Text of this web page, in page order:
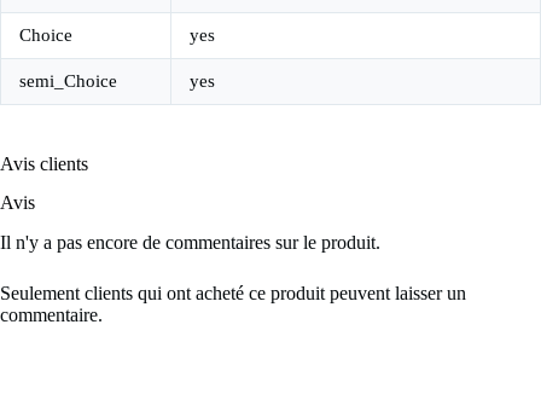
Choice yes
semi_Choice yes
Avis clients
Avis
Il n'y a pas encore de commentaires sur le produit.
Seulement clients qui ont acheté ce produit peuvent laisser un
commentaire.